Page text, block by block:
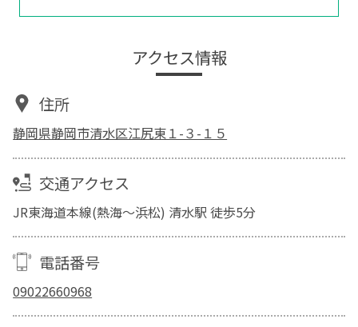
アクセス情報
住所
静岡県静岡市清水区江尻東１-３-１５
交通アクセス
JR東海道本線(熱海～浜松) 清水駅 徒歩5分
電話番号
09022660968